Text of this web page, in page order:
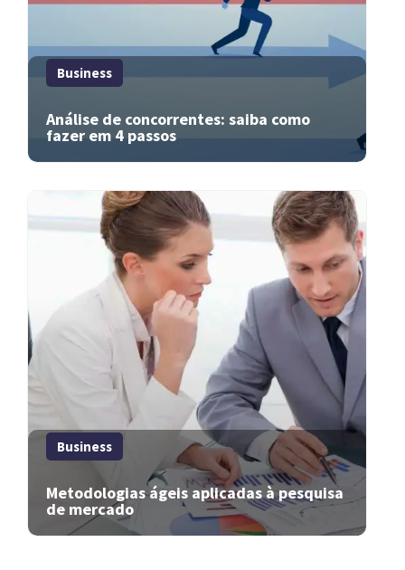
Business
Análise de concorrentes: saiba como
fazer em 4 passos
Business
Metodologias ágeis aplicadas à pesquisa
de mercado